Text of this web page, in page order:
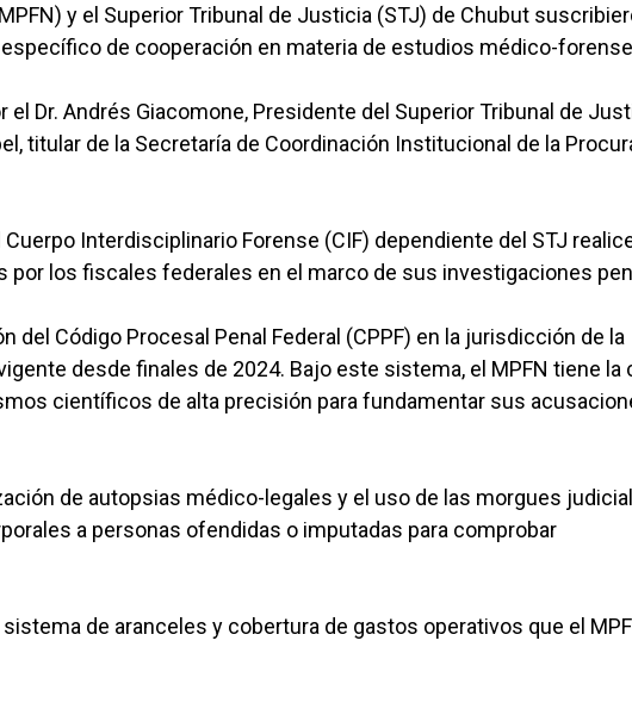
y el Superior Tribunal de Justicia (STJ) de Chubut
de cooperación en materia de estudios médico-
Dr. Andrés Giacomone, Presidente del Superior Tribunal de
titular de la Secretaría de Coordinación Institucional de la
Interdisciplinario Forense (CIF) dependiente del STJ
los fiscales federales en el marco de sus investigaciones
del Código Procesal Penal Federal (CPPF) en la jurisdicción de la
desde finales de 2024. Bajo este sistema, el MPFN tiene la
científicos de alta precisión para fundamentar sus
de autopsias médico-legales y el uso de las morgues
a personas ofendidas o imputadas para comprobar
de aranceles y cobertura de gastos operativos que el